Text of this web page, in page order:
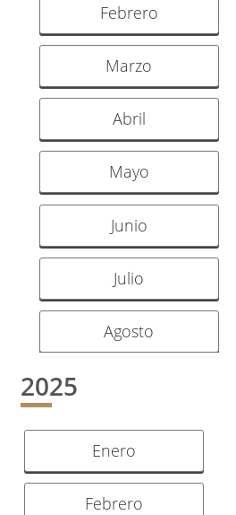
Febrero
Marzo
Abril
Mayo
Junio
Julio
Agosto
2025
Enero
Febrero